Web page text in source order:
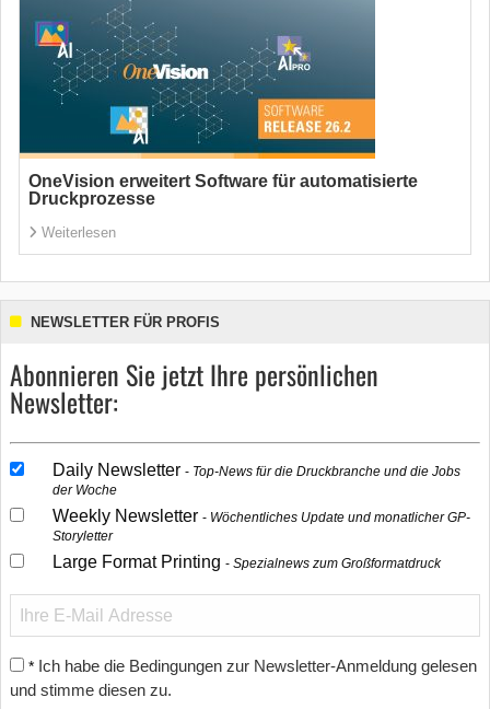
OneVision erweitert Software für automatisierte
Druckprozesse
Weiterlesen
NEWSLETTER FÜR PROFIS
Abonnieren Sie jetzt Ihre persönlichen
Newsletter:
Daily Newsletter
Top-News für die Druckbranche und die Jobs
der Woche
Weekly Newsletter
Wöchentliches Update und monatlicher GP-
Storyletter
Large Format Printing Spezialnews zum Großformatdruck
* Ich habe die Bedingungen zur Newsletter-Anmeldung gelesen
und stimme diesen zu.